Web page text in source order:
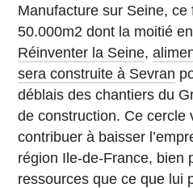
Manufacture sur Seine, ce
50.000m2 dont la moitié
Réinventer la Seine,
sera construite à Sevran
déblais des chantiers du
de construction. Ce cercle
contribuer à baisser
région Ile-de-France, bien
ressources que ce que lui